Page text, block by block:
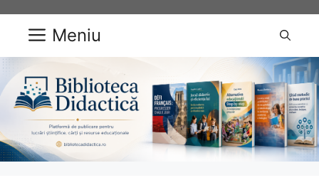
conținut Meniu